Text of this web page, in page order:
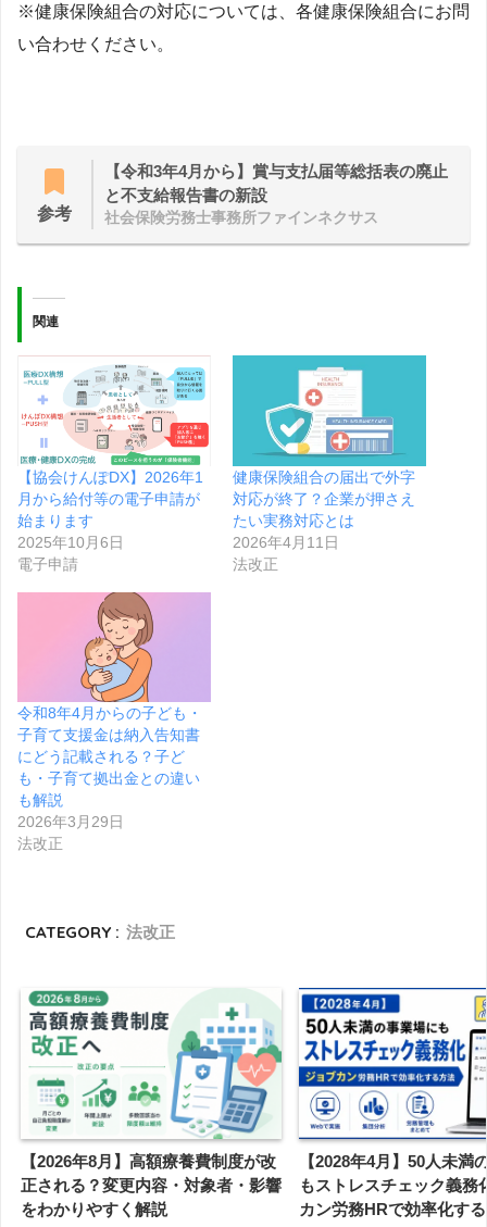
※健康保険組合の対応については、各健康保険組合にお問
い合わせください。
参考
【令和3年4月から】賞与支払届等総括表の廃止
と不支給報告書の新設
社会保険労務士事務所ファインネクサス
関連
【協会けんぽDX】2026年1
月から給付等の電子申請が
始まります
2025年10月6日
電子申請
健康保険組合の届出で外字
対応が終了？企業が押さえ
たい実務対応とは
2026年4月11日
法改正
令和8年4月からの子ども・
子育て支援金は納入告知書
にどう記載される？子ど
も・子育て拠出金との違い
も解説
2026年3月29日
法改正
CATEGORY : 法改正
【2026年8月】高額療養費制度が改
正される？変更内容・対象者・影響
をわかりやすく解説
【2028年4月】50人未満
もストレスチェック義務
カン労務HRで効率化す